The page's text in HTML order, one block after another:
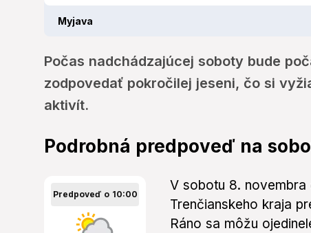
Myjava
Počas nadchádzajúcej soboty bude
zodpovedať pokročilej jeseni, čo si
aktivít.
Podrobná predpoveď na
Predpoveď o 10:00
V sobotu 8.
Trenčianskeho kraja
Ráno sa môžu